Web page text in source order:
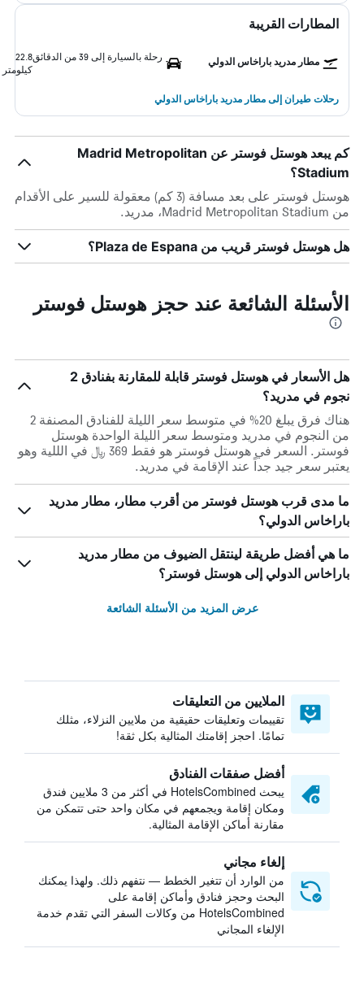
المطارات القريبة
مطار مدريد باراخاس الدولي رحلة بالسيارة إلى 39 من الدقائق
22.8
كيلومتر
رحلات طيران إلى مطار مدريد باراخاس الدولي
كم يبعد هوستل فوستر عن Madrid Metropolitan
Stadium؟
هوستل فوستر على بعد مسافة (3 كم) معقولة للسير على الأقدام
من Madrid Metropolitan Stadium، مدريد.
هل هوستل فوستر قريب من Plaza de Espana؟
الأسئلة الشائعة عند حجز هوستل فوستر
هل الأسعار في هوستل فوستر قابلة للمقارنة بفنادق 2
نجوم في مدريد؟
هناك فرق يبلغ 20% في متوسط ​​سعر الليلة للفنادق المصنفة 2
من النجوم في مدريد ومتوسط ​​سعر الليلة الواحدة هوستل
فوستر. السعر في هوستل فوستر هو فقط 369 ﷼ في الللية وهو
يعتبر سعر جيد جداً عند الإقامة في مدريد.
ما مدى قرب هوستل فوستر من أقرب مطار، مطار مدريد
باراخاس الدولي؟
ما هي أفضل طريقة لينتقل الضيوف من مطار مدريد
باراخاس الدولي إلى هوستل فوستر؟
عرض المزيد من الأسئلة الشائعة
الملايين من التعليقات
تقييمات وتعليقات حقيقية من ملايين النزلاء، مثلك
تمامًا. احجز إقامتك المثالية بكل ثقة!
أفضل صفقات الفنادق
يبحث HotelsCombined في أكثر من 3 ملايين فندق
ومكان إقامة ويجمعهم في مكان واحد حتى تتمكن من
مقارنة أماكن الإقامة المثالية.
إلغاء مجاني
من الوارد أن تتغير الخطط — نتفهم ذلك. ولهذا يمكنك
البحث وحجز فنادق وأماكن إقامة على
HotelsCombined من وكالات السفر التي تقدم خدمة
الإلغاء المجاني